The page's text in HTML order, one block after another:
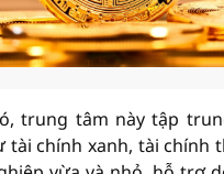
trung tâm này tập
tài chính xanh, tài chính